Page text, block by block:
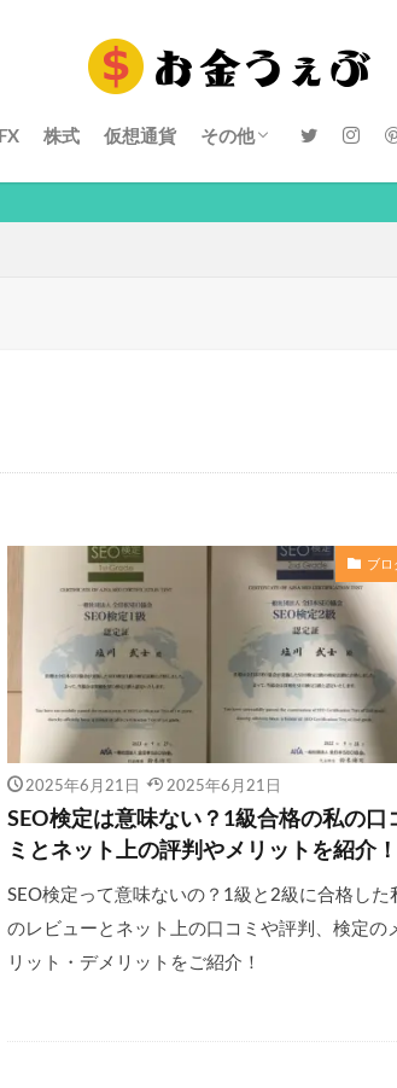
FX 株式 仮想通貨 その他
タダ
ブロ
2025年6月21日 2025年6月21日
SEO検定は意味ない？1級合格の私の口
ミとネット上の評判やメリットを紹介！
SEO検定って意味ないの？1級と2級に合格した
のレビューとネット上の口コミや評判、検定の
リット・デメリットをご紹介！